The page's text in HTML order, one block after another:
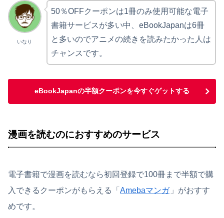
いなり
50％OFFクーポンは1冊のみ使用可能な電子
書籍サービスが多い中、eBookJapanは6冊
と多いのでアニメの続きを読みたかった人は
チャンスです。
eBookJapanの半額クーポンを今すぐゲットする
漫画を読むのにおすすめのサービス
電子書籍で漫画を読むなら初回登録で100冊まで半額で購
入できるクーポンがもらえる「 Amebaマンガ 」がおすす
めです。